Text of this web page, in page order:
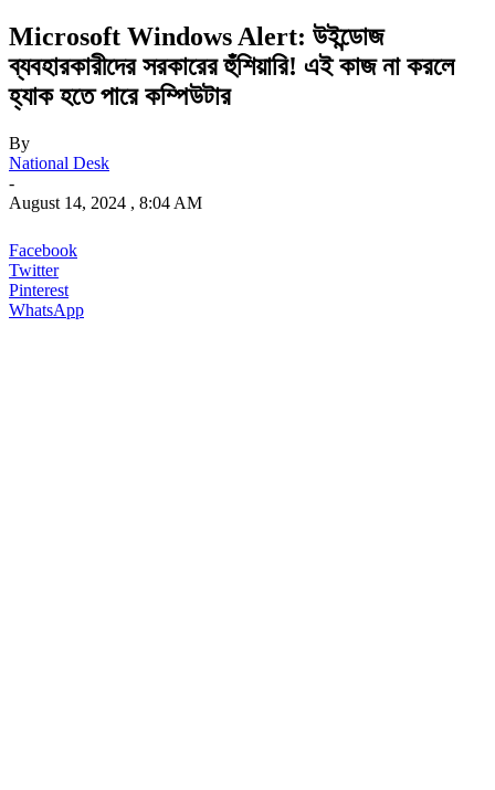
Microsoft Windows Alert: উইন্ডোজ
ব্যবহারকারীদের সরকারের হুঁশিয়ারি! এই কাজ না করলে
হ্যাক হতে পারে কম্পিউটার
By
National Desk
-
August 14, 2024 , 8:04 AM
Facebook
Twitter
Pinterest
WhatsApp